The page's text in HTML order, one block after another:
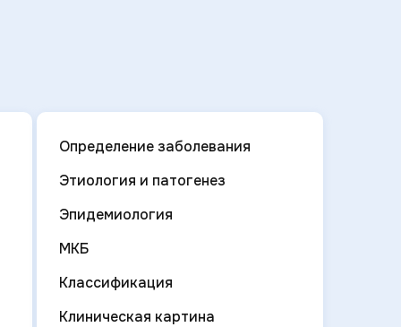
Определение заболевания
Этиология и патогенез
Эпидемиология
МКБ
Классификация
Клиническая картина